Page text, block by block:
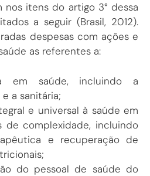
itens do artigo 3° dessa
a seguir (Brasil, 2012).
despesas com ações e
as referentes a:
em saúde, incluindo a
a sanitária;
e universal à saúde em
de complexidade, incluindo
e recuperação de
do pessoal de saúde do